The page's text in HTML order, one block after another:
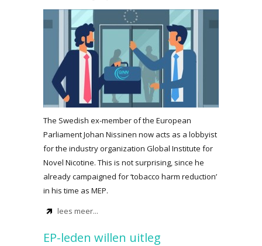
The Swedish ex-member of the European
Parliament Johan Nissinen now acts as a lobbyist
for the industry organization Global Institute for
Novel Nicotine. This is not surprising, since he
already campaigned for ‘tobacco harm reduction’
in his time as MEP.
lees meer...
EP-leden willen uitleg